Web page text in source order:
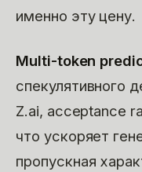
именно эту цену.
Multi-token
спекулятивного
Z.ai, acceptance
что ускоряет
пропускная